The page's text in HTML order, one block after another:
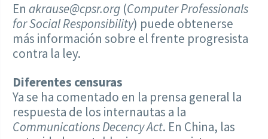
En akrause@cpsr.org (Computer Professionals
for Social Responsibility) puede obtenerse
más información sobre el frente progresista
contra la ley.
Diferentes censuras
Ya se ha comentado en la prensa general la
respuesta de los internautas a la
Communications Decency Act. En China, las